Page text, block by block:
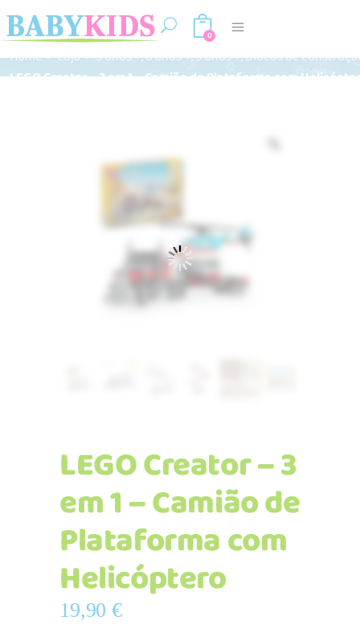
0
Home>Loja>5 anos +,6 anos +,9 anos +,Blocos de
LEGO Creator – 3 em 1 – Camião de Plataforma com
LEGO Creator – 3
em 1 – Camião de
Plataforma com
Helicóptero
19,90€